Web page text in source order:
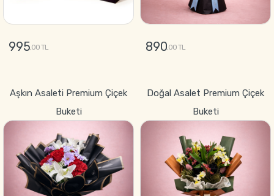
995,00 TL 890,00 TL
Aşkın Asaleti Premium Çiçek
Buketi
Doğal Asalet Premium Çiçek
Buketi